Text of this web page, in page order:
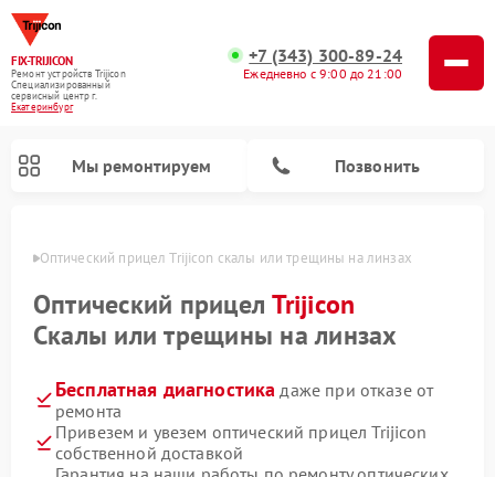
FIX-TRIJICON
Ремонт устройств Trijicon
Специализированный
cервисный центр г.
Екатеринбург
+7 (343) 300-89-24
Ежедневно с 9:00 до 21:00
Мы ремонтируем Позвонить
Оптический прицел Trijicon скалы или трещины на линзах
Оптический прицелTrijicon
Скалы или трещины на линзах
Бесплатная диагностика даже при отказе от
ремонта
Привезем и увезем оптический прицел Trijicon
собственной доставкой